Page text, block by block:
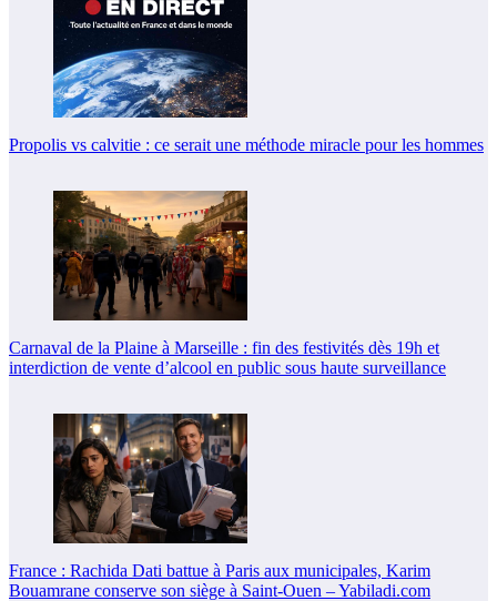
Propolis vs calvitie : ce serait une méthode miracle pour les hommes
Carnaval de la Plaine à Marseille : fin des festivités dès 19h et
interdiction de vente d’alcool en public sous haute surveillance
France : Rachida Dati battue à Paris aux municipales, Karim
Bouamrane conserve son siège à Saint-Ouen – Yabiladi.com